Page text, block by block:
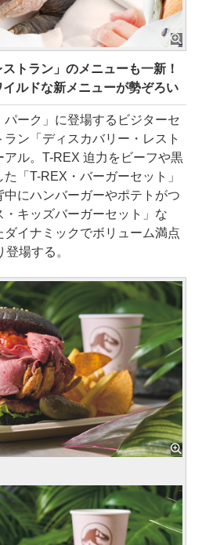
ストラン」のメニューも一新！
ルドな新メニューが勢ぞろい
ーク」に登場するビジターセ
ン「ディスカバリー・レスト
ル。T-REX 迫力をビーフや黒
「T-REX・バーガーセット」
にハンバーガーやポテトがつ
・キッズバーガーセット」な
イナミックでボリューム満点
場する。